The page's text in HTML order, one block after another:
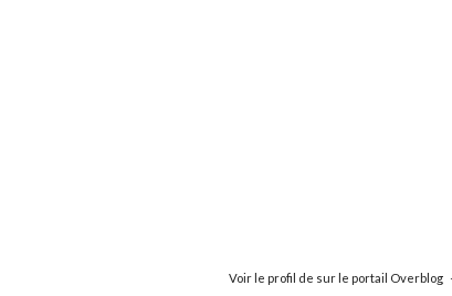
Voir le profil de sur le portail Overblog